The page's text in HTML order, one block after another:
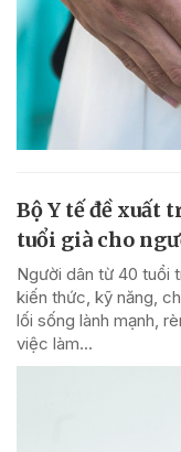
Bộ Y tế đề xuất
tuổi già cho
Người dân từ 40 tuổi
kiến thức, kỹ năng,
lối sống lành mạnh,
việc làm...